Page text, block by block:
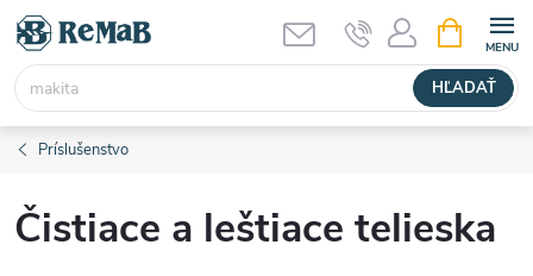
Prejsť
obsah
HĽADAŤ
KOŠÍK
Príslušenstvo
Čistiace a leštiace telieska